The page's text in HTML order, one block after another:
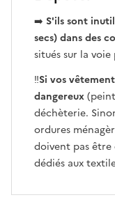
➡️ S'ils sont
secs) dans des
situés sur la
‼️Si vos
dangereux
déchèterie.
ordures
doivent pas être
dédiés aux